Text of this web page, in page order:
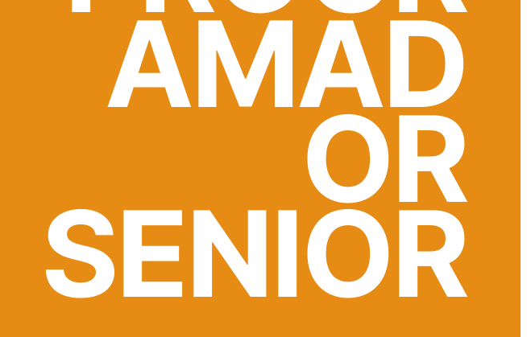
AMAD
OR
SENIOR